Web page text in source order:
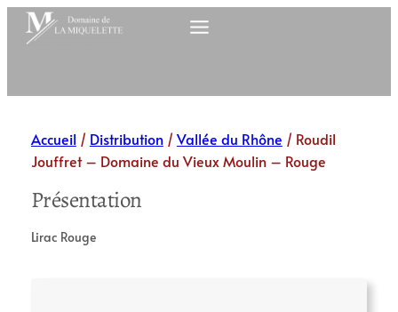
Aller
Accueil / Distribution/ Vallée du Rhône / Roudil
Jouffret – Domaine du Vieux Moulin – Rouge
Présentation
Lirac Rouge